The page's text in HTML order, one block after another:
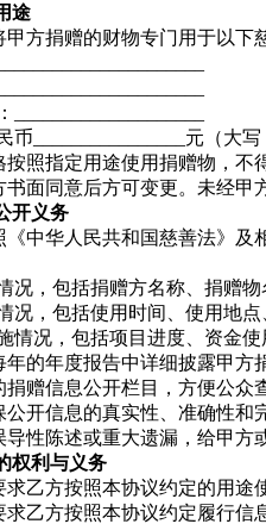
途
甲方捐赠的财物专门用于以下
________________元（大写
按照指定用途使用捐赠物，
面同意后方可变更。未经甲
开义务
《中华人民共和国慈善法》
况，包括捐赠方名称、捐赠物
况，包括使用时间、使用地点
情况，包括项目进度、资金使
年的年度报告中详细披露甲
赠信息公开栏目，方便公众
公开信息的真实性、准确性
性陈述或重大遗漏，给甲方
权利与义务
求乙方按照本协议约定的用途
求乙方按照本协议约定履行信